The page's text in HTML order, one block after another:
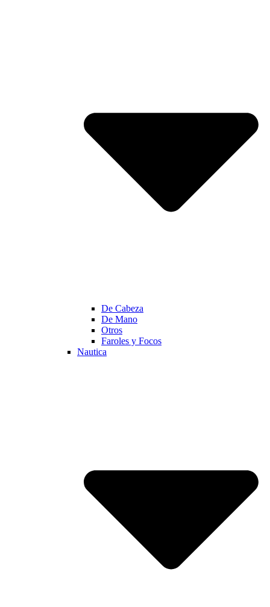
De Cabeza
De Mano
Otros
Faroles y Focos
Nautica